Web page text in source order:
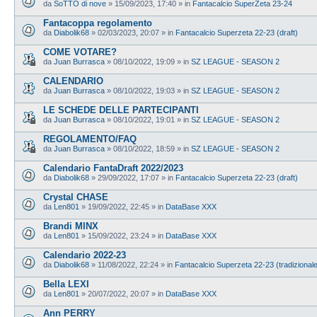
da SoTTO di nove » 15/09/2023, 17:40 » in Fantacalcio SuperZeta 23-24
Fantacoppa regolamento
da Diabolik68 » 02/03/2023, 20:07 » in Fantacalcio Superzeta 22-23 (draft)
COME VOTARE?
da Juan Burrasca » 08/10/2022, 19:09 » in SZ LEAGUE - SEASON 2
CALENDARIO
da Juan Burrasca » 08/10/2022, 19:03 » in SZ LEAGUE - SEASON 2
LE SCHEDE DELLE PARTECIPANTI
da Juan Burrasca » 08/10/2022, 19:01 » in SZ LEAGUE - SEASON 2
REGOLAMENTO/FAQ
da Juan Burrasca » 08/10/2022, 18:59 » in SZ LEAGUE - SEASON 2
Calendario FantaDraft 2022/2023
da Diabolik68 » 29/09/2022, 17:07 » in Fantacalcio Superzeta 22-23 (draft)
Crystal CHASE
da Len801 » 19/09/2022, 22:45 » in DataBase XXX
Brandi MINX
da Len801 » 15/09/2022, 23:24 » in DataBase XXX
Calendario 2022-23
da Diabolik68 » 11/08/2022, 22:24 » in Fantacalcio Superzeta 22-23
Bella LEXI
da Len801 » 20/07/2022, 20:07 » in DataBase XXX
Ann PERRY